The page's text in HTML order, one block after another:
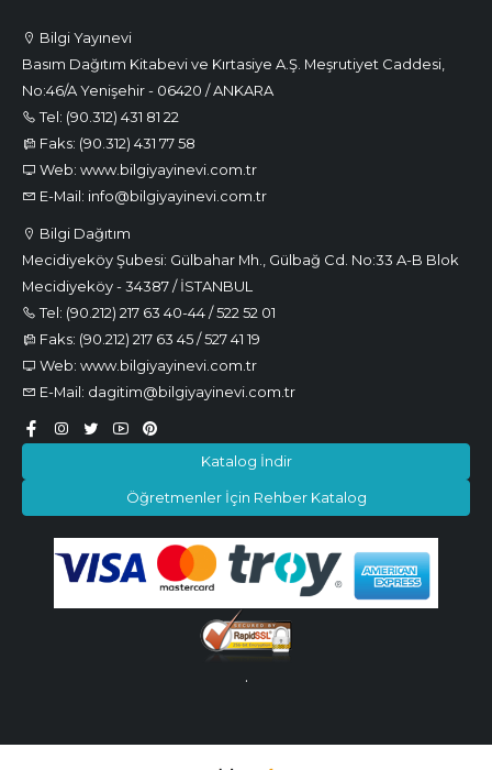
Bilgi Yayınevi
Basım Dağıtım Kitabevi ve Kırtasiye A.Ş. Meşrutiyet Caddesi,
No:46/A Yenişehir - 06420 / ANKARA
Tel: (90.312) 431 81 22
Faks: (90.312) 431 77 58
Web: www.bilgiyayinevi.com.tr
E-Mail: info@bilgiyayinevi.com.tr
Bilgi Dağıtım
Mecidiyeköy Şubesi: Gülbahar Mh., Gülbağ Cd. No:33 A-B Blok
Mecidiyeköy - 34387 / İSTANBUL
Tel: (90.212) 217 63 40-44 / 522 52 01
Faks: (90.212) 217 63 45 / 527 41 19
Web: www.bilgiyayinevi.com.tr
E-Mail: dagitim@bilgiyayinevi.com.tr
Katalog İndir
Öğretmenler İçin Rehber Katalog
.